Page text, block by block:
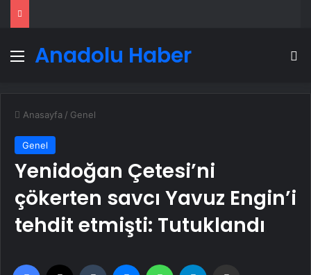
Menü
Anadolu Haber
Anasayfa / Genel
Genel
Yenidoğan Çetesi’ni
çökerten savcı Yavuz Engin’i
tehdit etmişti: Tutuklandı
Facebook Tumblr MessengerWhatsApp